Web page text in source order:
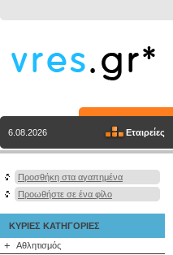
6.08.2026 Εταιρείες
Προσθήκη στα αγαπημένα
Προωθήστε σε ένα φίλο
ΚΥΡΙΕΣ ΚΑΤΗΓΟΡΙΕΣ
+ Αθλητισμός